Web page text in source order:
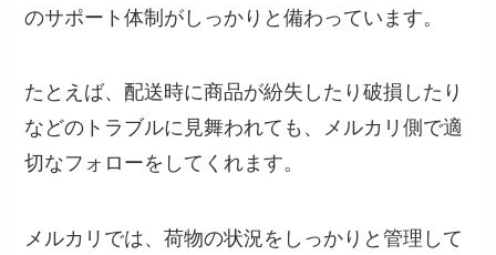
のサポート体制がしっかりと備わっています。
たとえば、配送時に商品が紛失したり破損したり
などのトラブルに見舞われても、メルカリ側で適
切なフォローをしてくれます。
メルカリでは、荷物の状況をしっかりと管理して